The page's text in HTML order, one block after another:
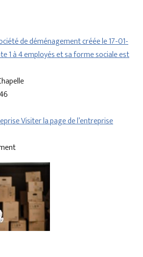
de déménagement créée le 17-01-
1 à 4 employés et sa forme sociale est
Visiter la page de l’entreprise